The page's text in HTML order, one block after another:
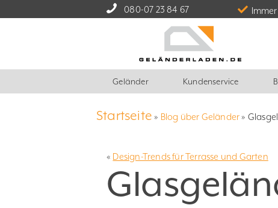
080-07 23 84 67
Geländer Kundenservice
Startseite » Blog über Geländer»
« Design-Trends für Terrasse und Garten